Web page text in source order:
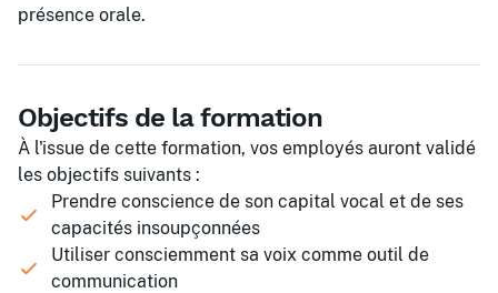
présence orale.
Objectifs de la formation
À l'issue de cette formation, vos employés auront validé
les objectifs suivants :
Prendre conscience de son capital vocal et de ses
capacités insoupçonnées
Utiliser consciemment sa voix comme outil de
communication